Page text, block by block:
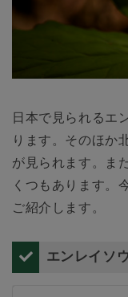
日本で見られるエ
ります。そのほか
が見られます。ま
くつもあります。
ご紹介します。
エンレイソウ